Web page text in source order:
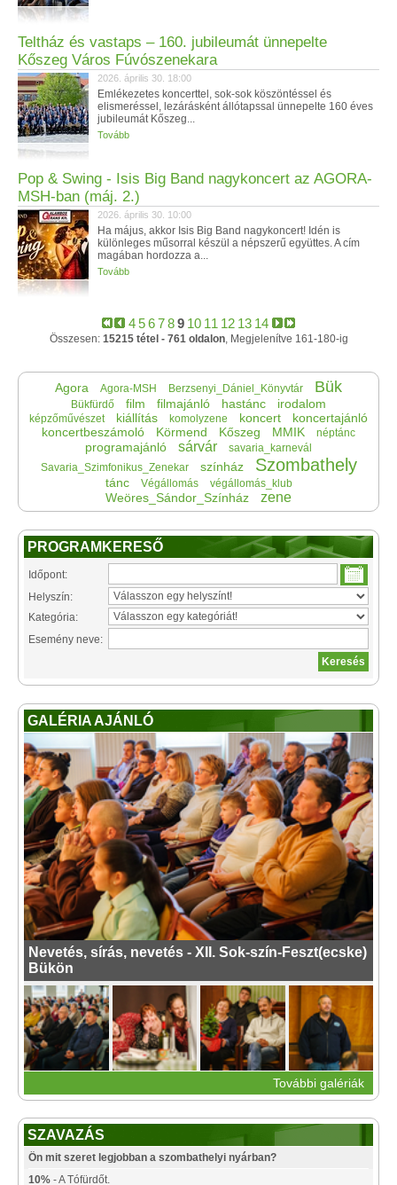
Teltház és vastaps – 160. jubileumát ünnepelte
Kőszeg Város Fúvószenekara
2026. április 30. 18:00
Emlékezetes koncerttel, sok-sok köszöntéssel és
elismeréssel, lezárásként állótapssal ünnepelte 160 éves
jubileumát Kőszeg...
Tovább
Pop & Swing - Isis Big Band nagykoncert az AGORA-
MSH-ban (máj. 2.)
2026. április 30. 10:00
Ha május, akkor Isis Big Band nagykoncert! Idén is
különleges műsorral készül a népszerű együttes. A cím
magában hordozza a...
Tovább
456789 10 11 12 13 14
Összesen: 15215 tétel - 761 oldalon, Megjelenítve 161-180-ig
Agora Agora-MSH Berzsenyi_Dániel_Könyvtár Bük
Bükfürdő film filmajánló hastánc irodalom
képzőművészet kiállítás komolyzene koncert
koncertajánló
koncertbeszámoló
Körmend Kőszeg MMIK néptánc
programajánló sárvár
savaria_karnevál
Savaria_Szimfonikus_Zenekar
színház Szombathely
tánc Végállomás végállomás_klub
Weöres_Sándor_Színház zene
PROGRAMKERESŐ
Időpont:
Helyszín:
Kategória:
Esemény neve:
GALÉRIA AJÁNLÓ
Nevetés, sírás, nevetés - XII. Sok-szín-Feszt(ecske)
Bükön
További galériák
SZAVAZÁS
Ön mit szeret legjobban a szombathelyi nyárban?
10% - A Tófürdőt.